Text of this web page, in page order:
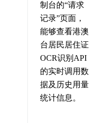
制台的“请求
记录”页面，
能够查看港澳
台居民居住证
OCR识别API
的实时调用数
据及历史用量
统计信息。